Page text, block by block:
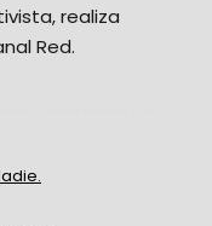
realiza
Red.